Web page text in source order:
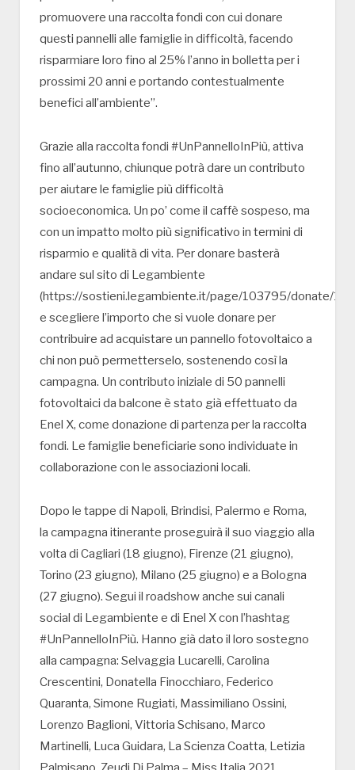
promuovere una raccolta fondi con cui donare
questi pannelli alle famiglie in difficoltà, facendo
risparmiare loro fino al 25% l’anno in bolletta per i
prossimi 20 anni e portando contestualmente
benefici all’ambiente”.
Grazie alla raccolta fondi #UnPannelloInPiù, attiva
fino all’autunno, chiunque potrà dare un contributo
per aiutare le famiglie più difficoltà
socioeconomica. Un po’ come il caffè sospeso, ma
con un impatto molto più significativo in termini di
risparmio e qualità di vita. Per donare basterà
andare sul sito di Legambiente
(https://sostieni.legambiente.it/page/103795/donate/1)
e scegliere l’importo che si vuole donare per
contribuire ad acquistare un pannello fotovoltaico a
chi non può permetterselo, sostenendo così la
campagna. Un contributo iniziale di 50 pannelli
fotovoltaici da balcone è stato già effettuato da
Enel X, come donazione di partenza per la raccolta
fondi. Le famiglie beneficiarie sono individuate in
collaborazione con le associazioni locali.
Dopo le tappe di Napoli, Brindisi, Palermo e Roma,
la campagna itinerante proseguirà il suo viaggio alla
volta di Cagliari (18 giugno), Firenze (21 giugno),
Torino (23 giugno), Milano (25 giugno) e a Bologna
(27 giugno). Segui il roadshow anche sui canali
social di Legambiente e di Enel X con l’hashtag
#UnPannelloInPiù. Hanno già dato il loro sostegno
alla campagna: Selvaggia Lucarelli, Carolina
Crescentini, Donatella Finocchiaro, Federico
Quaranta, Simone Rugiati, Massimiliano Ossini,
Lorenzo Baglioni, Vittoria Schisano, Marco
Martinelli, Luca Guidara, La Scienza Coatta, Letizia